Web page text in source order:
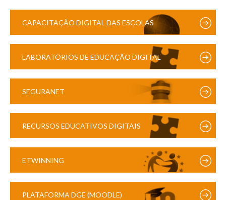
CAPACITAÇÃO DIGITAL DAS ESCOLAS
LABORATÓRIOS DE EDUCAÇÃO DIGITAL
SEGURANET
RECURSOS EDUCATIVOS DIGITAIS
ETWINNING
PLATAFORMA DGE (MOODLE)